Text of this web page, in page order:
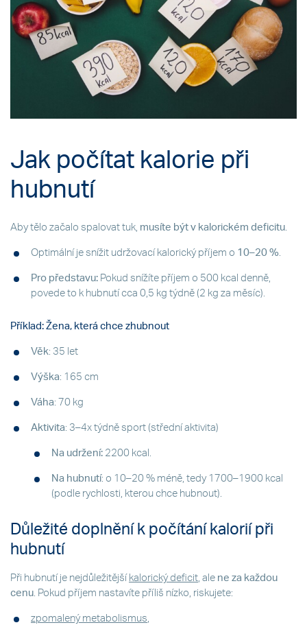
Jak počítat kalorie při
hubnutí
Aby tělo začalo spalovat tuk, musíte být v kalorickém deficitu.
Optimální je snížit udržovací kalorický příjem o 10–20 %.
Pro představu: Pokud snížíte příjem o 500 kcal denně,
povede to k hubnutí cca 0,5 kg týdně (2 kg za měsíc).
Příklad: Žena, která chce zhubnout
Věk: 35 let
Výška: 165 cm
Váha: 70 kg
Aktivita: 3–4x týdně sport (střední aktivita)
Na udržení: 2200 kcal.
Na hubnutí: o 10–20 % méně, tedy 1700–1900 kcal
(podle rychlosti, kterou chce hubnout).
Důležité doplnění k počítání kalorií při
hubnutí
Při hubnutí je nejdůležitější kalorický deficit, ale ne za každou
cenu. Pokud příjem nastavíte příliš nízko, riskujete:
zpomalený metabolismus,